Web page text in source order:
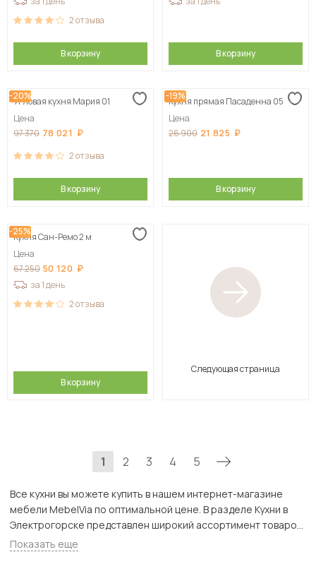
2отзыва
В корзину В корзину
-20%
Угловая кухня Мария 01
Цена
97 370 78 021
2отзыва
В корзину
-19%
Кухня прямая Пасаденна 05
Цена
26 900 21 825
В корзину
-25%
Кухня Сан-Ремо 2 м
Цена
67 250 50 120
за 1 день
2отзыва
В корзину
Следующая страница
1 2 3 4 5
Все кухни вы можете купить в нашем интернет-магазине
мебели MebelVia по оптимальной цене. В разделе Кухни в
Электрогорске представлен широкий ассортимент товаров
с доставкой в Москве и Подмосковью, включая
Электрогорск. Всего товаров в категории «Все кухни» - 152
Показать еще